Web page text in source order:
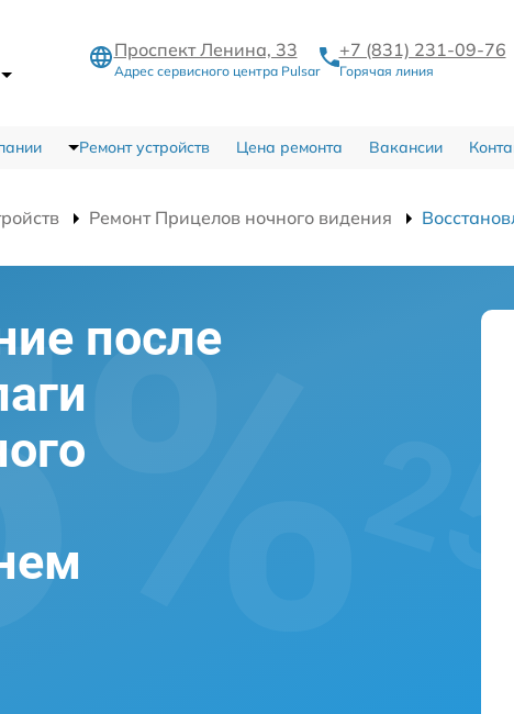
Проспект Ленина, 33
Адрес сервисного центра Pulsar
+7 (831) 231-09-76
Горячая линия
Ремонт устройств Цена ремонта Вакансии
Ремонт Прицелов ночного видения
после